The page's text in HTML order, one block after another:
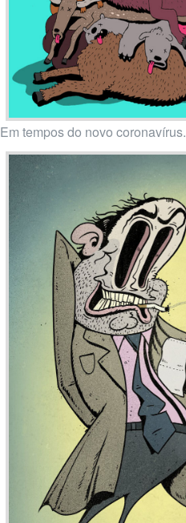
Em tempos do novo coronavírus.